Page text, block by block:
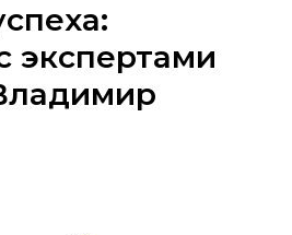
экспертами